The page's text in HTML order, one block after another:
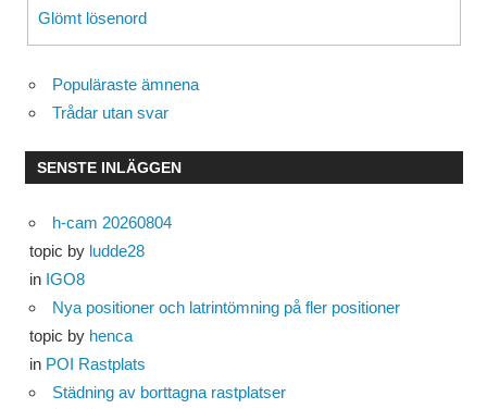
Glömt lösenord
Populäraste ämnena
Trådar utan svar
SENSTE INLÄGGEN
h-cam 20260804
topic by ludde28
in IGO8
Nya positioner och latrintömning på fler positioner
topic by henca
in POI Rastplats
Städning av borttagna rastplatser